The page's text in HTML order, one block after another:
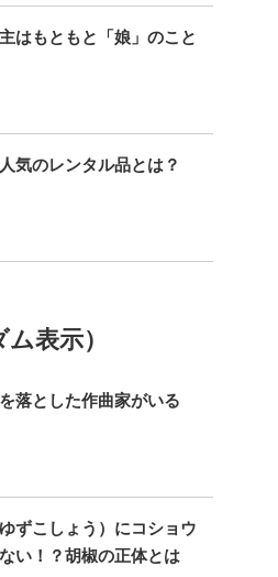
はもともと「娘」のこと
気のレンタル品とは？
表示）
落とした作曲家がいる
ずこしょう）にコショウ
い！？胡椒の正体とは